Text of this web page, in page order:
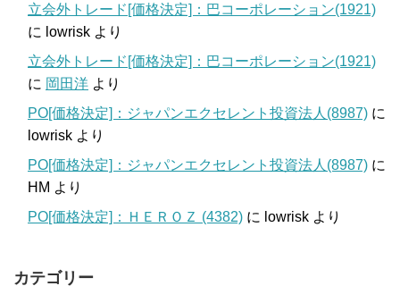
立会外トレード[価格決定]：巴コーポレーション(1921)
に lowrisk より
立会外トレード[価格決定]：巴コーポレーション(1921)
に 岡田洋 より
PO[価格決定]：ジャパンエクセレント投資法人(8987) に
lowrisk より
PO[価格決定]：ジャパンエクセレント投資法人(8987) に
HM より
PO[価格決定]：ＨＥＲＯＺ (4382) に lowrisk より
カテゴリー